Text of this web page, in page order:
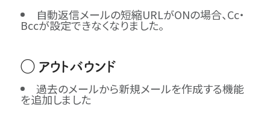
自動返信メールの短縮URLがONの場合、Cc・
Bccが設定できなくなりました。
◯ アウトバウンド
過去のメールから新規メールを作成する機能
を追加しました